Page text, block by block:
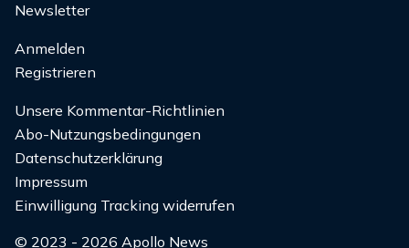
Newsletter
Anmelden
Registrieren
Unsere Kommentar-Richtlinien
Abo-Nutzungsbedingungen
Datenschutzerklärung
Impressum
Einwilligung Tracking widerrufen
© 2023 - 2026 Apollo News